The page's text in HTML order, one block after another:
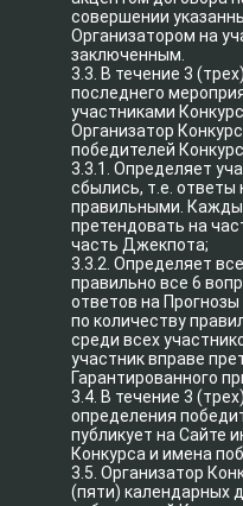
совершении
Организатором на
заключенным.
3.3. В течение 3
последнего
участниками
Организатор
победителей
3.3.1. Определяет
сбылись, т.е. ответы
правильными.
претендовать на
часть Джекпота;
3.3.2. Определяет
правильно все 6
ответов на
по количеству
среди всех
участник вправе
Гарантированного
3.4. В течение 3
определения
публикует на Сайте
Конкурса и имена
3.5. Организатор
(пяти) календарных